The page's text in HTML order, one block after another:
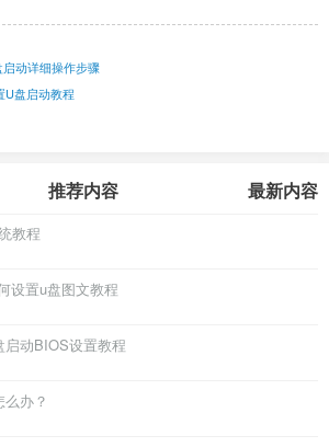
动详细操作步骤
U盘启动教程
推荐内容 最新内容
教程
设置u盘图文教程
动BIOS设置教程
办？